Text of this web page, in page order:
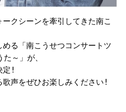
クシーンを牽引してきた南こ
る「南こうせつコンサートツ
～」が、
定!
歌声をぜひお楽しみください!